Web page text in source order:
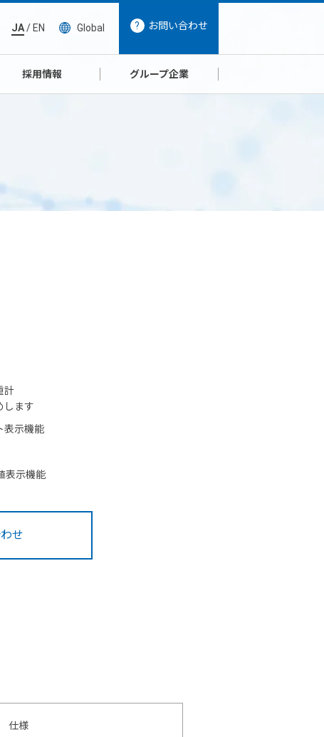
JA/ EN Global お問い合わせ
採用情報 グループ企業
計
します
表示機能
表示機能
せ
仕様